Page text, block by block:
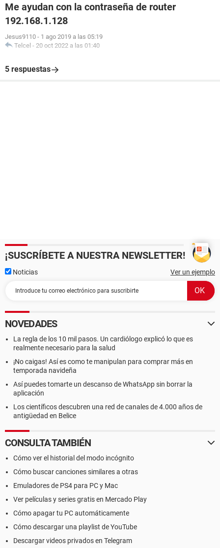
Me ayudan con la contraseña de router
192.168.1.128
Jesus9110 - 1 ago 2019 a las 05:19
Telcel - 20 oct 2022 a las 01:40
5 respuestas
¡SUSCRÍBETE A NUESTRA NEWSLETTER!
Noticias Ver un ejemplo
NOVEDADES
La regla de los 10 mil pasos. Un cardiólogo explicó lo que es
realmente necesario para la salud
¡No caigas! Así es como te manipulan para comprar más en
temporada navideña
Así puedes tomarte un descanso de WhatsApp sin borrar la
aplicación
Los científicos descubren una red de canales de 4.000 años de
antigüedad en Belice
CONSULTA TAMBIÉN
Cómo ver el historial del modo incógnito
Cómo buscar canciones similares a otras
Emuladores de PS4 para PC y Mac
Ver películas y series gratis en Mercado Play
Cómo apagar tu PC automáticamente
Cómo descargar una playlist de YouTube
Descargar videos privados en Telegram